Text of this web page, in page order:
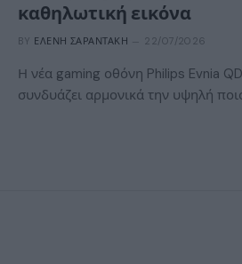
καθηλωτική εικόνα
BY ΕΛΈΝΗ ΣΑΡΑΝΤΆΚΗ 22/07/2026
Η νέα gaming οθόνη Philips Evnia
συνδυάζει αρμονικά την υψηλή